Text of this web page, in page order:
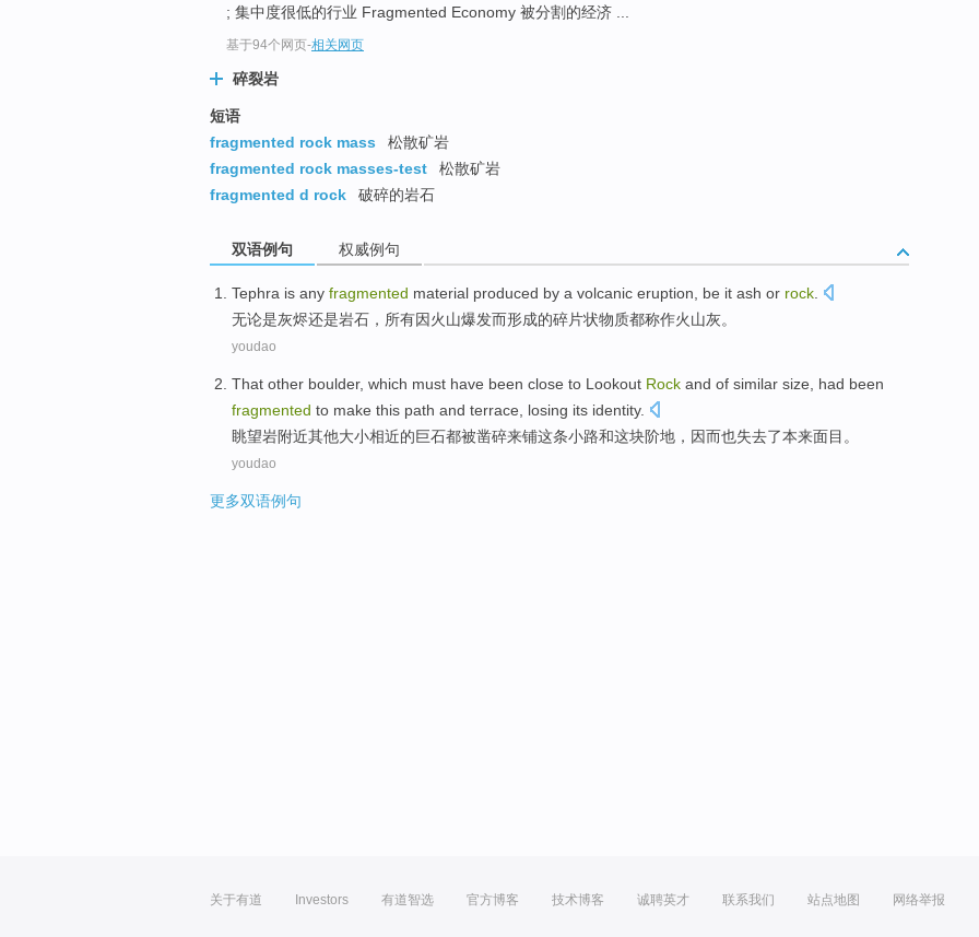
; 集中度很低的行业 Fragmented Economy 被分割的经济 ...
基于94个网页-相关网页
碎裂岩
短语
fragmented rock mass
松散矿岩
fragmented rock masses-test
松散矿岩
fragmented d rock
破碎的岩石
双语例句 权威例句
Tephra is any fragmented material produced by a volcanic eruption , be it ash or rock
无论是灰烬还是岩石 ， 所有因火山爆发而形成的碎片状物质都称作火山灰。
youdao
That other boulder, which must have been close to Lookout Rock and of similar size had been
fragmented to make this path and terrace losing its identity.
眺望岩附近其他大小相近的巨石都被凿碎来铺这条小路和这块阶地 ，因而也失去了本来面目 。
youdao
更多双语例句
关于有道 Investors 有道智选 官方博客 技术博客 诚聘英才 联系我们 站点地图 网络举报